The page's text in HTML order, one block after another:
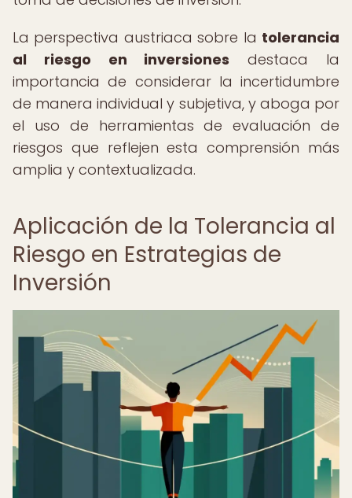
La perspectiva austriaca sobre la tolerancia
al riesgo en inversiones destaca la
importancia de considerar la incertidumbre
de manera individual y subjetiva, y aboga por
el uso de herramientas de evaluación de
riesgos que reflejen esta comprensión más
amplia y contextualizada.
Aplicación de la Tolerancia al
Riesgo en Estrategias de
Inversión